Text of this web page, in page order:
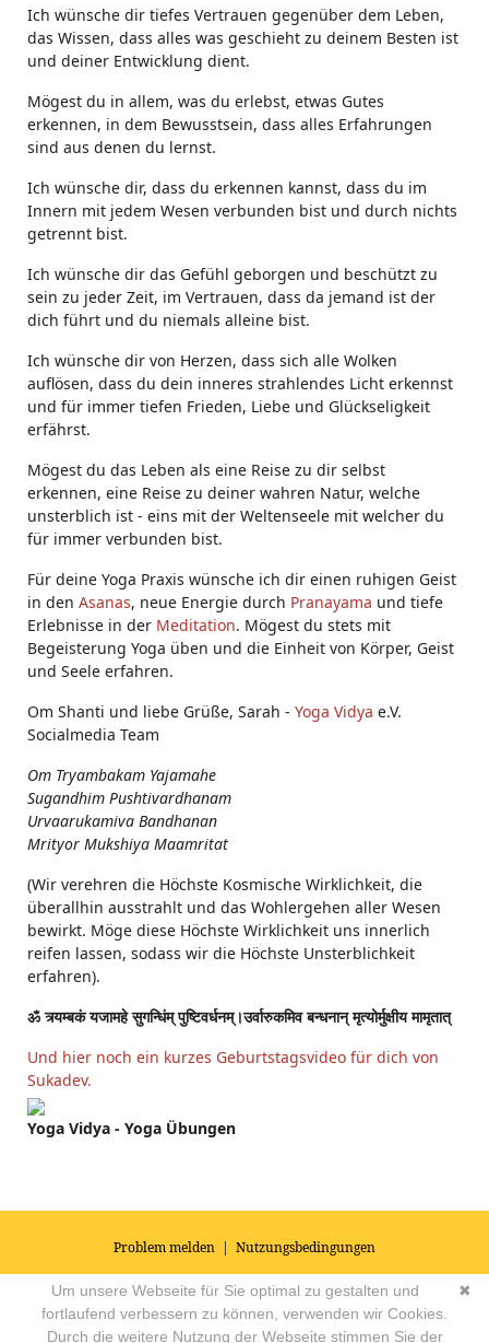
Ich wünsche dir tiefes Vertrauen gegenüber dem Leben,
das Wissen, dass alles was geschieht zu deinem Besten ist
und deiner Entwicklung dient.
Mögest du in allem, was du erlebst, etwas Gutes
erkennen, in dem Bewusstsein, dass alles Erfahrungen
sind aus denen du lernst.
Ich wünsche dir, dass du erkennen kannst, dass du im
Innern mit jedem Wesen verbunden bist und durch nichts
getrennt bist.
Ich wünsche dir das Gefühl geborgen und beschützt zu
sein zu jeder Zeit, im Vertrauen, dass da jemand ist der
dich führt und du niemals alleine bist.
Ich wünsche dir von Herzen, dass sich alle Wolken
auflösen, dass du dein inneres strahlendes Licht erkennst
und für immer tiefen Frieden, Liebe und Glückseligkeit
erfährst.
Mögest du das Leben als eine Reise zu dir selbst
erkennen, eine Reise zu deiner wahren Natur, welche
unsterblich ist - eins mit der Weltenseele mit welcher du
für immer verbunden bist.
Für deine Yoga Praxis wünsche ich dir einen ruhigen Geist
in den Asanas, neue Energie durch Pranayama und tiefe
Erlebnisse in der Meditation. Mögest du stets mit
Begeisterung Yoga üben und die Einheit von Körper, Geist
und Seele erfahren.
Om Shanti und liebe Grüße, Sarah - Yoga Vidya e.V.
Socialmedia Team
Om Tryambakam Yajamahe
Sugandhim Pushtivardhanam
Urvaarukamiva Bandhanan
Mrityor Mukshiya Maamritat
(Wir verehren die Höchste Kosmische Wirklichkeit, die
überallhin ausstrahlt und das Wohlergehen aller Wesen
bewirkt. Möge diese Höchste Wirklichkeit uns innerlich
reifen lassen, sodass wir die Höchste Unsterblichkeit
erfahren).
ॐ त्र्यम्बकं यजामहे सुगन्धिंम् पुष्टिवर्धनम्।उर्वारुकमिव बन्धनान् मृत्योर्मुक्षीय मामृतात्
Und hier noch ein kurzes Geburtstagsvideo für dich von
Sukadev.
Yoga Vidya - Yoga Übungen
Problem melden | Nutzungsbedingungen
© 2026Impressum|Datenschutz|AGB's| Yoga Vidya Community -
Forum für Yoga, Meditation und Ayurveda Powered by
✖
Um unsere Webseite für Sie optimal zu gestalten und
fortlaufend verbessern zu können, verwenden wir Cookies.
Durch die weitere Nutzung der Webseite stimmen Sie der